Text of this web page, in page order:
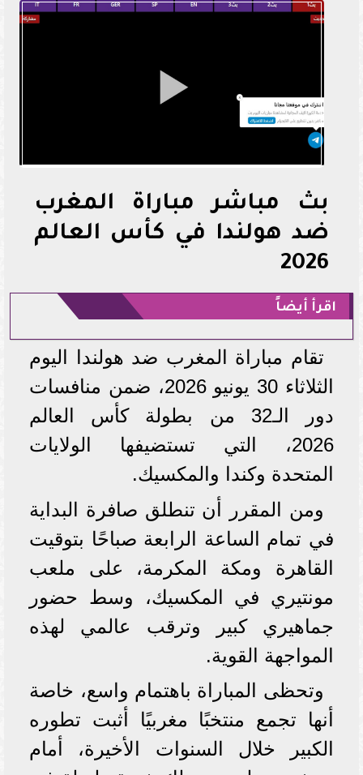
بث مباشر مباراة المغرب
ضد هولندا في كأس العالم
2026
اقرأ أيضاً
تقام مباراة المغرب ضد هولندا اليوم
الثلاثاء 30 يونيو 2026، ضمن منافسات
دور الـ32 من بطولة كأس العالم
2026، التي تستضيفها الولايات
المتحدة وكندا والمكسيك.
ومن المقرر أن تنطلق صافرة البداية
في تمام الساعة الرابعة صباحًا بتوقيت
القاهرة ومكة المكرمة، على ملعب
مونتيري في المكسيك، وسط حضور
جماهيري كبير وترقب عالمي لهذه
المواجهة القوية.
وتحظى المباراة باهتمام واسع، خاصة
أنها تجمع منتخبًا مغربيًا أثبت تطوره
الكبير خلال السنوات الأخيرة، أمام